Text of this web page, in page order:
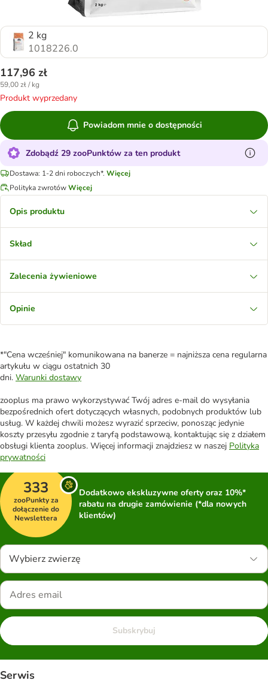
2 kg
1018226.0
117,96 zł
59,00 zł / kg
Produkt wyprzedany
Powiadom mnie o dostępności
Zdobądź 29 zooPunktów za ten produkt
Dostawa: 1-2 dni roboczych*. Więcej
Polityka zwrotówWięcej
Opis produktu
Skład
Zalecenia żywieniowe
Opinie
*"Cena wcześniej" komunikowana na banerze = najniższa cena regularna
artykułu w ciągu ostatnich 30
dni. Warunki dostawy
zooplus ma prawo wykorzystywać Twój adres e-mail do wysyłania
bezpośrednich ofert dotyczących własnych, podobnych produktów lub
usług. W każdej chwili możesz wyrazić sprzeciw, ponosząc jedynie
koszty przesyłu zgodnie z taryfą podstawową, kontaktując się z działem
obsługi klienta zooplus. Więcej informacji znajdziesz w naszej Polityka
prywatności
333
zooPunkty za
dołączenie do
Newslettera
Dodatkowo ekskluzywne oferty oraz 10%*
rabatu na drugie zamówienie (*dla nowych
klientów)
Wybierz zwierzę
Subskrybuj
Serwis